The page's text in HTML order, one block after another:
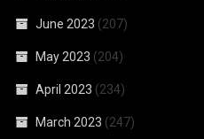
June 2023 (207)
May 2023 (204)
April 2023 (234)
March 2023 (247)